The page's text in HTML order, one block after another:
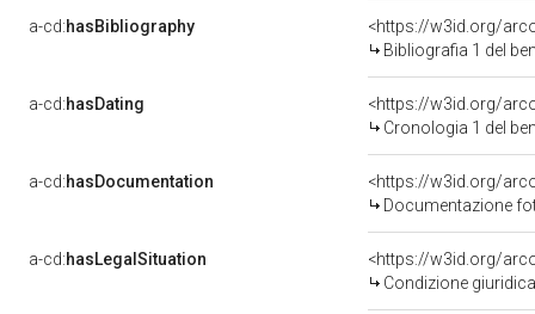
a-cd:hasBibliography
<https://w3id.org/
Bibliografia 1 del
a-cd:hasDating
<https://w3id.org/
Cronologia 1 del
a-cd:hasDocumentation
Documentazione
a-cd:hasLegalSituation
<https://w3id.org/
Condizione